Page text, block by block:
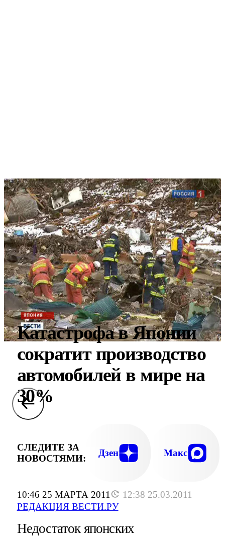
10:46 25 МАРТА 2011
12:38 25.03.2011
РЕДАКЦИЯ ВЕСТИ.РУ
Катастрофа в Японии
сократит производство
автомобилей в мире на
30%
СЛЕДИТЕ ЗА
НОВОСТЯМИ:
Дзен Макс
Недостаток японских